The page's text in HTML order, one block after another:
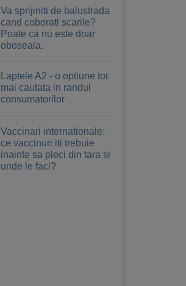
Va sprijiniti de balustrada
cand coborati scarile?
Poate ca nu este doar
oboseala.
Laptele A2 - o optiune tot
mai cautata in randul
consumatorilor
Vaccinari internationale:
ce vaccinuri iti trebuie
inainte sa pleci din tara si
unde le faci?